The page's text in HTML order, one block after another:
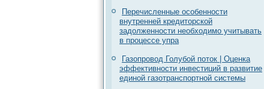
Перечисленные особенности
внутренней кредиторской
задолженности необходимо учитывать
в процессе упра
Газопровод Голубой поток | Оценка
эффективности инвестиций в развитие
единой газотранспортной системы